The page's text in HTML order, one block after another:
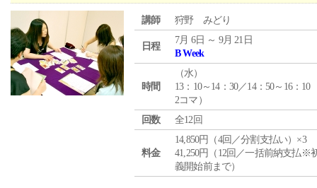
講師 狩野 みどり
日程
7月 6日 ～ 9月 21日
B Week
時間
（水）
13：10～14：30／14：50～16：10
2コマ）
回数
全12回
料金
14,850円（4回／分割支払い）×3
41,250円（12回／一括前納支払※
義開始前まで）